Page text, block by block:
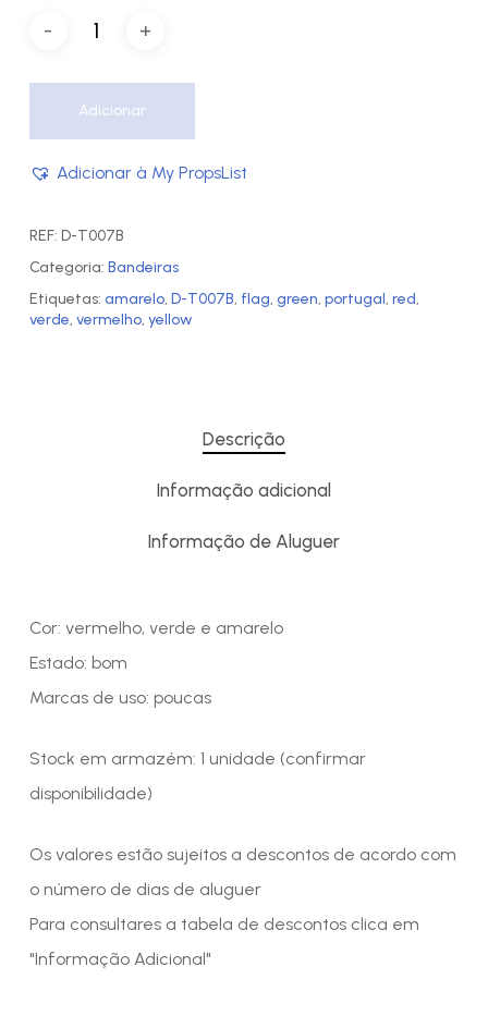
Adicionar
Adicionar à My PropsList
REF: D-T007B
Categoria: Bandeiras
Etiquetas: amarelo, D-T007B, flag, green, portugal, red,
verde, vermelho, yellow
Descrição
Informação adicional
Informação de Aluguer
Cor: vermelho, verde e amarelo
Estado: bom
Marcas de uso: poucas
Stock em armazém: 1 unidade (confirmar
disponibilidade)
Os valores estão sujeitos a descontos de acordo com
o número de dias de aluguer
Para consultares a tabela de descontos clica em
"Informação Adicional"